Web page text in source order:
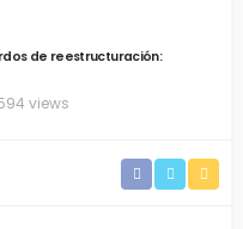
de reestructuración:
views